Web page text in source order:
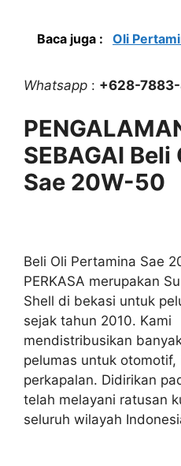
Baca juga : Oli
Whatsapp : +628-
SEBAGAI
Sae 20W-50
Beli Oli Pertamina Sae
PERKASA merupakan
Shell di bekasi untuk
sejak tahun 2010. Kami
mendistribusikan
pelumas untuk
perkapalan. Didirikan
telah melayani ratusan
seluruh wilayah